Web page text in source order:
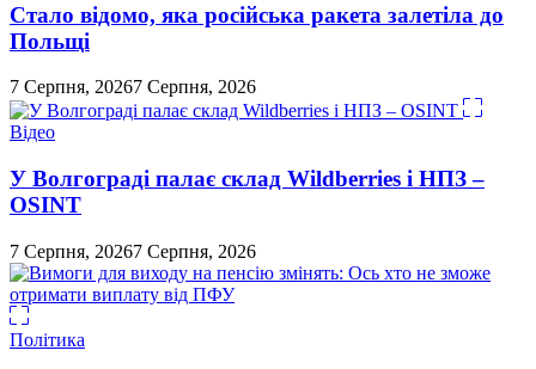
Стало відомо, яка російська ракета залетіла до
Польщі
7 Серпня, 20267 Серпня, 2026
Відео
У Волгограді палає склад Wildberries і НПЗ –
OSINT
7 Серпня, 20267 Серпня, 2026
Політика